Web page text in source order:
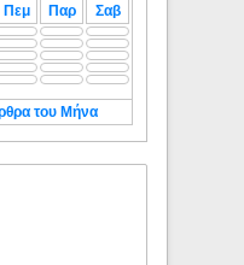
Πεμ Παρ Σαβ
του Μήνα